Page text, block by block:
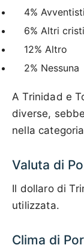
4%
6% Altri
12% Altro
2% Nessuna
A Trinidad e
diverse,
nella
Valuta di
Il dollaro di
utilizzata.
Clima di